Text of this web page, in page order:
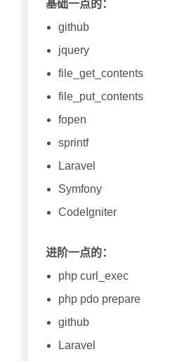
基础一点的：
github
jquery
file_get_contents
file_put_contents
fopen
sprintf
Laravel
Symfony
CodeIgniter
进阶一点的：
php curl_exec
php pdo prepare
github
Laravel